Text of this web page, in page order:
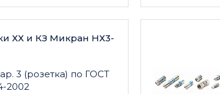
ХХ и КЗ Микран НХ3-
3 (розетка) по ГОСТ
2002